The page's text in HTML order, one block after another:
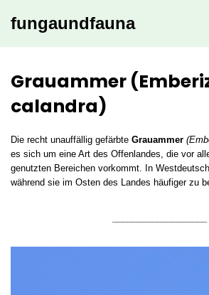
fungaundfauna
Grauammer
calandra)
Die recht unauffällig gefärbte Grauammer
es sich um eine Art des Offenlandes, die vor
genutzten Bereichen vorkommt. In
während sie im Osten des Landes häufiger zu